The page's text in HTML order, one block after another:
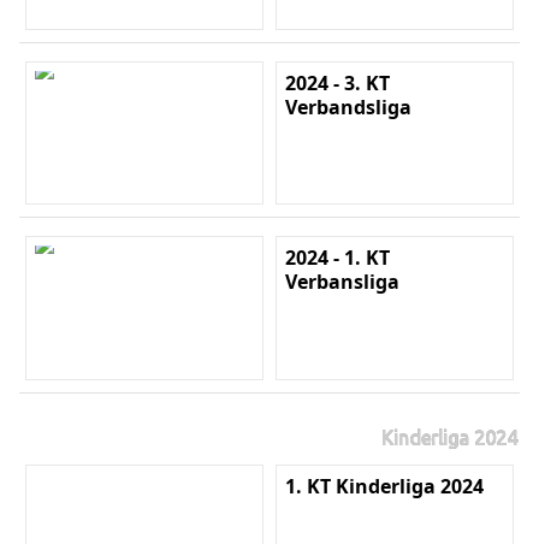
2024 - 3. KT
Verbandsliga
2024 - 1. KT
Verbansliga
Kinderliga 2024
1. KT Kinderliga 2024